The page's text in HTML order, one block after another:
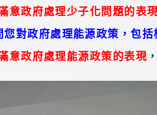
意政府處理少子化問題的表
對政府處理能源政策，包
意政府處理能源政策的表現